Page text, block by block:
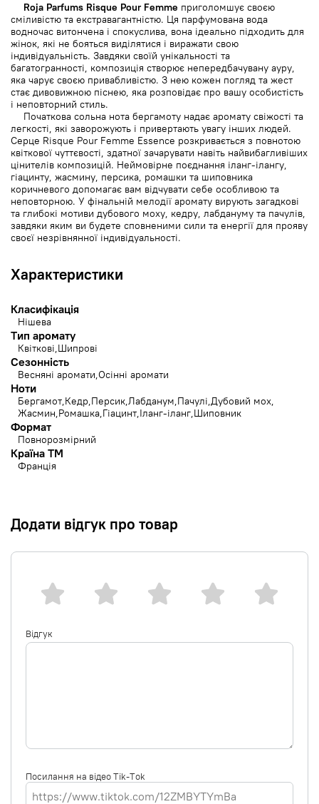
Roja Parfums Risque Pour Femme приголомшує своєю
сміливістю та екстравагантністю. Ця парфумована вода
водночас витончена і спокуслива, вона ідеально підходить для
жінок, які не бояться виділятися і виражати свою
індивідуальність. Завдяки своїй унікальності та
багатогранності, композиція створює непередбачувану ауру,
яка чарує своєю привабливістю. З нею кожен погляд та жест
стає дивовижною піснею, яка розповідає про вашу особистість
і неповторний стиль.
Початкова сольна нота бергамоту надає аромату свіжості та
легкості, які заворожують і привертають увагу інших людей.
Серце Risque Pour Femme Essence розкривається з повнотою
квіткової чуттєвості, здатної зачарувати навіть найвибагливіших
цінителів композицій. Неймовірне поєднання іланг-ілангу,
гіацинту, жасмину, персика, ромашки та шиповника
коричневого допомагає вам відчувати себе особливою та
неповторною. У фінальній мелодії аромату вирують загадкові
та глибокі мотиви дубового моху, кедру, лабдануму та пачулів,
завдяки яким ви будете сповненими сили та енергії для прояву
своєї незрівнянної індивідуальності.
Характеристики
Класифікація
Нішева
Тип аромату
Квіткові Шипрові
Сезонність
Весняні аромати Осінні аромати
Ноти
Бергамот Кедр Персик Лабданум Пачулі Дубовий мох
Жасмин Ромашка Гіацинт Іланг-іланг Шиповник
Формат
Повнорозмірний
Країна ТМ
Франція
Додати відгук про товар
Відгук
Посилання на відео Tik-Tok